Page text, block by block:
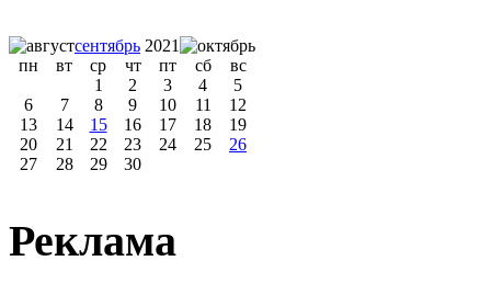
сентябрь 2021
пн
вт ср чт пт сб
вс
1
2 3 4
5
6
7 8 9 10 11
12
13
14 15 16 17 18
19
20
21 22 23 24 25
26
27
28 29 30
Реклама